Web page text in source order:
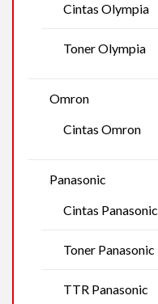
Cintas Olympia
Toner Olympia
Omron
Cintas Omron
Panasonic
Cintas Panasonic
Toner Panasonic
TTR Panasonic